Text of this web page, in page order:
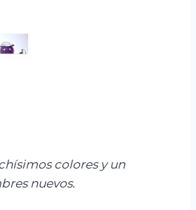
colores y un
nuevos.